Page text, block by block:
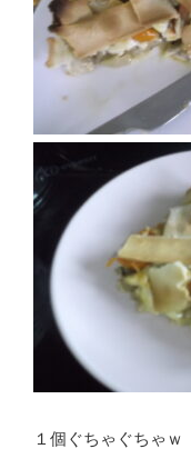
１個ぐちゃぐちゃｗ